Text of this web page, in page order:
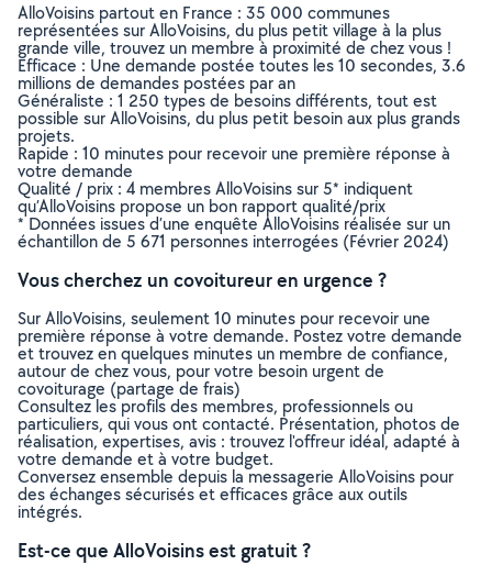
AlloVoisins partout en France : 35 000 communes
représentées sur AlloVoisins, du plus petit village à la plus
grande ville, trouvez un membre à proximité de chez vous !
Efficace : Une demande postée toutes les 10 secondes, 3.6
millions de demandes postées par an
Généraliste : 1 250 types de besoins différents, tout est
possible sur AlloVoisins, du plus petit besoin aux plus grands
projets.
Rapide : 10 minutes pour recevoir une première réponse à
votre demande
Qualité / prix : 4 membres AlloVoisins sur 5* indiquent
qu’AlloVoisins propose un bon rapport qualité/prix
* Données issues d’une enquête AlloVoisins réalisée sur un
échantillon de 5 671 personnes interrogées (Février 2024)
Vous cherchez un covoitureur en urgence ?
Sur AlloVoisins, seulement 10 minutes pour recevoir une
première réponse à votre demande. Postez votre demande
et trouvez en quelques minutes un membre de confiance,
autour de chez vous, pour votre besoin urgent de
covoiturage (partage de frais)
Consultez les profils des membres, professionnels ou
particuliers, qui vous ont contacté. Présentation, photos de
réalisation, expertises, avis : trouvez l'offreur idéal, adapté à
votre demande et à votre budget.
Conversez ensemble depuis la messagerie AlloVoisins pour
des échanges sécurisés et efficaces grâce aux outils
intégrés.
Est-ce que AlloVoisins est gratuit ?